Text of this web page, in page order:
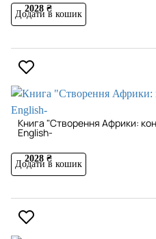
2028 ₴
Додати в кошик
Книга "Створення Африки:
English-
2028 ₴
Додати в кошик